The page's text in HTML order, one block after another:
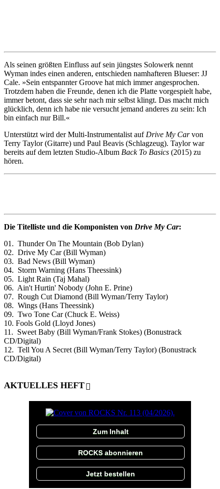
Als seinen größten Einfluss auf sein jüngstes Solowerk nennt
Wyman indes einen anderen, entschieden namhafteren Blueser: JJ
Cale. »Sein entspannter Groove hat mich immer angesprochen.
Trotzdem haben die Freunde, denen ich die Platte vorgespielt habe,
immer betont, dass sie sehr nach mir selbst klingt. Das macht mich
glücklich, denn ich habe nie versucht jemand anderes zu sein: Ich
bin einfach nur Bill.«
Unterstützt wird der Multi-Instrumentalist auf Drive My Carvon
Terry Taylor (Gitarre) und Paul Beavis (Schlagzeug). Taylor war
bereits auf dem letzten Studio-Album Back To Basics (2015) zu
hören.
Die Titelliste und die Komponisten von Drive My Car:
01. Thunder On The Mountain (Bob Dylan)
02. Drive My Car (Bill Wyman)
03. Bad News (Bill Wyman)
04. Storm Warning (Hans Theessink)
05. Light Rain (Taj Mahal)
06. Ain't Hurtin' Nobody (John E. Prine)
07. Rough Cut Diamond (Bill Wyman/Terry Taylor)
08. Wings (Hans Theessink)
09. Two Tone Car (Chuck E. Weiss)
10. Fools Gold (Lloyd Jones)
11. Sweet Baby (Bill Wyman/Frank Stokes) (Bonustrack
CD/Digital)
12. Tell You A Secret (Bill Wyman/Terry Taylor) (Bonustrack
CD/Digital)
AKTUELLES HEFT
Zum Inhalt
ROCKS abonnieren
Jetzt bestellen